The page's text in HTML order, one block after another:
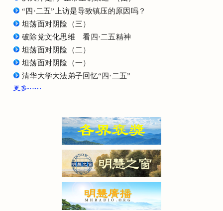
“四·二五”上访是导致镇压的原因吗？
坦荡面对阴险（三）
破除党文化思维 看四·二五精神
坦荡面对阴险（二）
坦荡面对阴险（一）
清华大学大法弟子回忆“四·二五”